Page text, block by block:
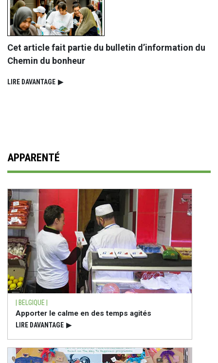
Cet article fait partie du bulletin d’information du
Chemin du bonheur
LIRE DAVANTAGE ▶
APPARENTÉ
| BELGIQUE |
Apporter le calme en des temps agités
LIRE DAVANTAGE ▶